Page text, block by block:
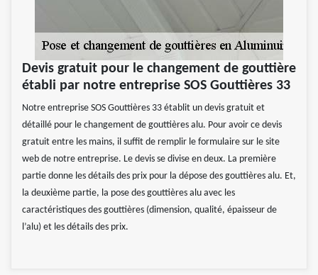
Devis gratuit pour le changement de gouttière
établi par notre entreprise SOS Gouttières 33
Notre entreprise SOS Gouttières 33 établit un devis gratuit et
détaillé pour le changement de gouttières alu. Pour avoir ce devis
gratuit entre les mains, il suffit de remplir le formulaire sur le site
web de notre entreprise. Le devis se divise en deux. La première
partie donne les détails des prix pour la dépose des gouttières alu. Et,
la deuxième partie, la pose des gouttières alu avec les
caractéristiques des gouttières (dimension, qualité, épaisseur de
l’alu) et les détails des prix.